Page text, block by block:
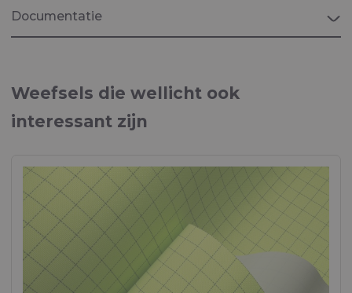
Documentatie
stoffen
Brochure "PERSONAL PROTECTION"
Weefsels voor persoonlijke beschermingsmiddelen
Weefsels die wellicht ook
interessant zijn